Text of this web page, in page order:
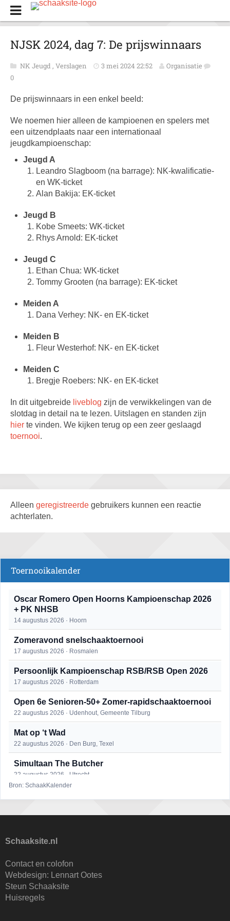
NJSK 2024, dag 7: De prijswinnaars
NK Jeugd, Verslagen 3 mei 2024 22:52
Organisatie
0
De prijswinnaars in een enkel beeld:
We noemen hier alleen de kampioenen en spelers met
een uitzendplaats naar een internationaal
jeugdkampioenschap:
Jeugd A
Leandro Slagboom (na barrage): NK-kwalificatie-
en WK-ticket
Alan Bakija: EK-ticket
Jeugd B
Kobe Smeets: WK-ticket
Rhys Arnold: EK-ticket
Jeugd C
Ethan Chua: WK-ticket
Tommy Grooten (na barrage): EK-ticket
Meiden A
Dana Verhey: NK- en EK-ticket
Meiden B
Fleur Westerhof: NK- en EK-ticket
Meiden C
Bregje Roebers: NK- en EK-ticket
In dit uitgebreide liveblog zijn de verwikkelingen van de
slotdag in detail na te lezen. Uitslagen en standen zijn
hier te vinden. We kijken terug op een zeer geslaagd
toernooi.
Alleen geregistreerde gebruikers kunnen een reactie
achterlaten.
Toernooikalender
Oscar Romero Open Hoorns Kampioenschap 2026
+ PK NHSB
14 augustus 2026 · Hoorn
Zomeravond snelschaaktoernooi
17 augustus 2026 · Rosmalen
Persoonlijk Kampioenschap RSB/RSB Open 2026
17 augustus 2026 · Rotterdam
Open 6e Senioren-50+ Zomer-rapidschaaktoernooi
22 augustus 2026 · Udenhout, Gemeente Tilburg
Mat op ‘t Wad
22 augustus 2026 · Den Burg, Texel
Simultaan The Butcher
22 augustus 2026 · Utrecht
25 augustus 2026 · Bunschoten-Spakenburg
27 augustus 2026 · Delft
KC Open
28 augustus 2026 · Haarlem
Bron: SchaakKalender
Schaaksite.nl
Contact en colofon
Webdesign: Lennart Ootes
Steun Schaaksite
Huisregels